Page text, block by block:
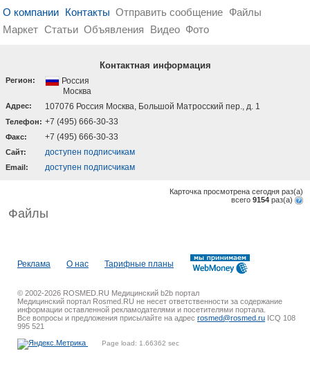
О компании Контакты Отправить сообщение Файлы
Маркет Статьи Объявления Видео Фото
Контактная информация
Регион:
Россия
Москва
Адрес: 107076 Россия Москва, Большой Матросский пер., д. 1
Телефон: +7 (495) 666-30-33
Факс: +7 (495) 666-30-33
Cайт: доступен подписчикам
Email: доступен подписчикам
Карточка просмотрена сегодня раз(a)
всего 9154 раз(a)
Файлы
Реклама О нас Тарифные планы
© 2002-2026 ROSMED.RU Медицинский b2b портал
Медицинский портал Rosmed.RU не несет ответственности за содержание
информации оставленной рекламодателями и посетителями портала.
Все вопросы и предложения присылайте на адрес rosmed@rosmed.ru ICQ 108
995 521
Page load: 1.66362 sec